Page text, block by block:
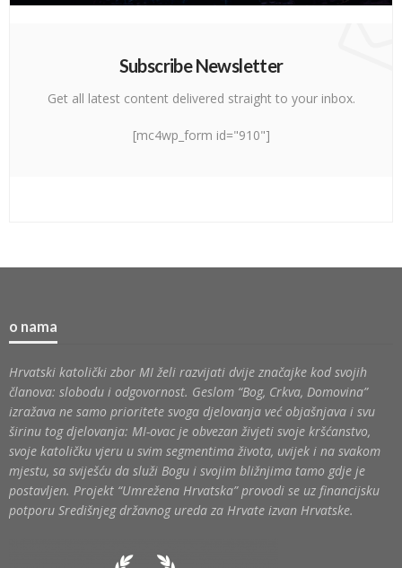
Subscribe Newsletter
Get all latest content delivered straight to your inbox.
[mc4wp_form id="910"]
o nama
Hrvatski katolički zbor MI želi razvijati dvije značajke kod svojih
članova: slobodu i odgovornost. Geslom “Bog, Crkva, Domovina”
izražava ne samo prioritete svoga djelovanja već objašnjava i svu
širinu tog djelovanja: MI-ovac je obvezan živjeti svoje kršćanstvo,
svoje katoličku vjeru u svim segmentima života, uvijek i na svakom
mjestu, sa sviješću da služi Bogu i svojim bližnjima tamo gdje je
postavljen. Projekt “Umrežena Hrvatska” provodi se uz financijsku
potporu Središnjeg državnog ureda za Hrvate izvan Hrvatske.